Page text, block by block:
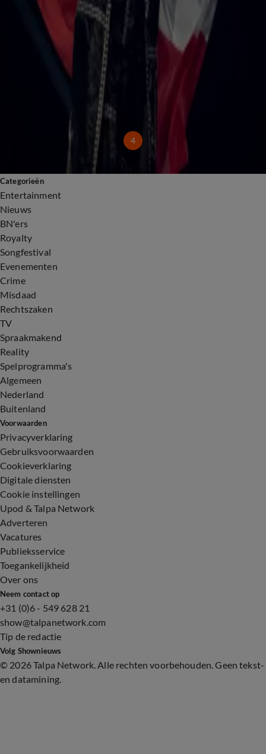
18 mei 2025, 11:22
Zó reageert Claude op de winst van Oostenrijkse winnaar JJ
18 mei 2025, 09:25
Zo kijkt Claude terug op het Eurovisiesongfestival
18 mei 2025, 08:37
Nederlands publiek geeft Israël maximum score van 12 punten op Songfestival
Oostenrijk wint Eurovisie Songfestival 2025, Claude eindigt op plek 12
18 mei 2025, 00:55
4 5
Categorieën
Entertainment
Nieuws
BN'ers
Royalty
Songfestival
Evenementen
Crime
Misdaad
Rechtszaken
TV
Spraakmakend
Reality
Spelprogramma's
Algemeen
Nederland
Buitenland
Voorwaarden
Privacyverklaring
Gebruiksvoorwaarden
Cookieverklaring
Digitale diensten
Cookie instellingen
Upod & Talpa Network
Adverteren
Vacatures
Publieksservice
Toegankelijkheid
Over ons
Neem contact op
+31 (0)6 - 549 628 21
show@talpanetwork.com
Tip de redactie
Volg Shownieuws
© 2026 Talpa Network. Alle rechten voorbehouden. Geen tekst-
en datamining.